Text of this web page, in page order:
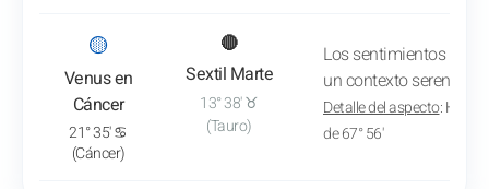
🟡
Venus en
Cáncer
: Ver el análisis del tránsito
21° 35' ♋
(Cáncer)
🔴
Sextil Marte
13° 38' ♉
(Tauro)
Los sentimientos y el
un contexto sereno.
Detalle del aspecto: Hacia
de 67° 56'